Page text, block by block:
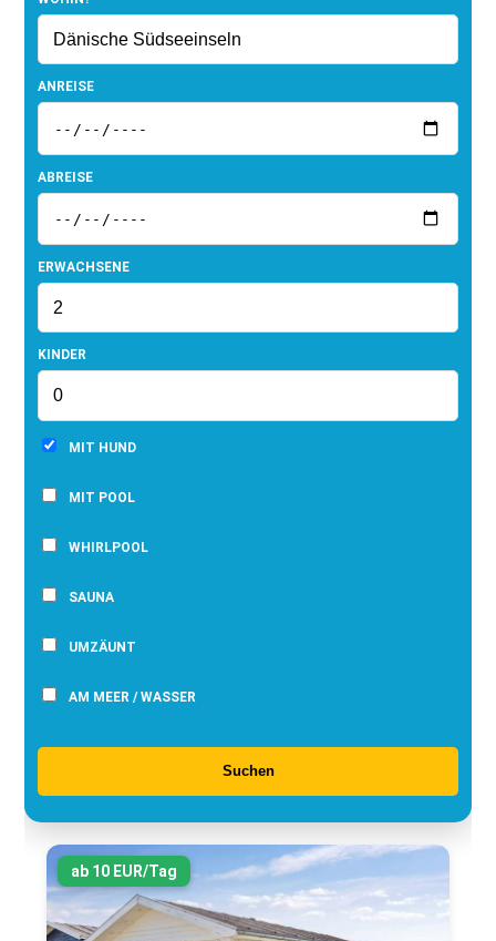
ANREISE
ABREISE
ERWACHSENE
KINDER
MIT HUND
MIT POOL
WHIRLPOOL
SAUNA
UMZÄUNT
AM MEER / WASSER
Suchen
ab 10 EUR/Tag